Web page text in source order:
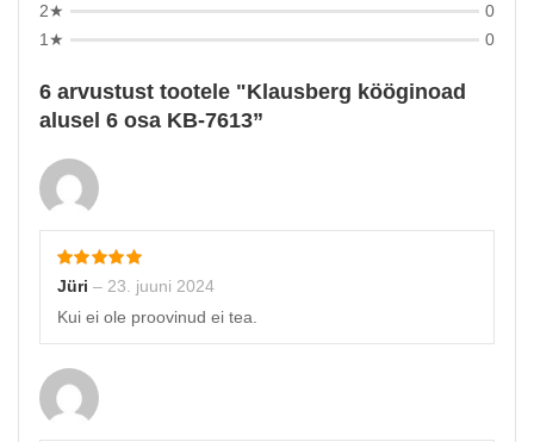
2★
0
1★
0
6 arvustust tootele
Klausberg kööginoad
alusel 6 osa KB-7613
Jüri – 23. juuni 2024
Kui ei ole proovinud ei tea.